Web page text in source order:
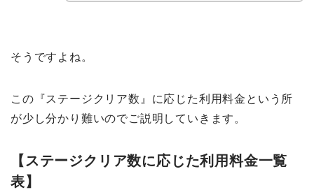
そうですよね。
この『ステージクリア数』に応じた利用料金という所
が少し分かり難いのでご説明していきます。
【ステージクリア数に応じた利用料金一覧
表】